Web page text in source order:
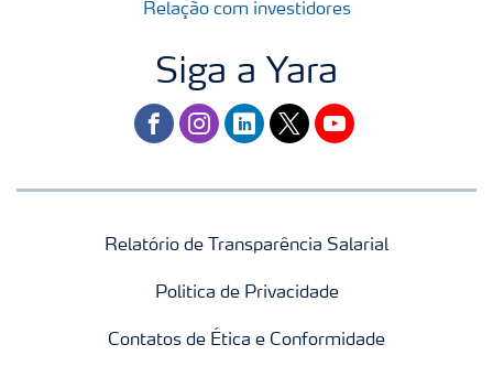
Relação com investidores
Siga a Yara
facebookinstagram
linkedintwitteryoutube
Relatório de Transparência Salarial
Politica de Privacidade
Contatos de Ética e Conformidade